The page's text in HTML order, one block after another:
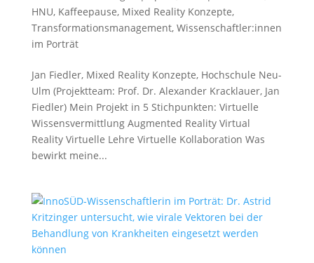
HNU, Kaffeepause, Mixed Reality Konzepte,
Transformationsmanagement, Wissenschaftler:innen
im Porträt
Jan Fiedler, Mixed Reality Konzepte, Hochschule Neu-
Ulm (Projektteam: Prof. Dr. Alexander Kracklauer, Jan
Fiedler) Mein Projekt in 5 Stichpunkten: Virtuelle
Wissensvermittlung Augmented Reality Virtual
Reality Virtuelle Lehre Virtuelle Kollaboration Was
bewirkt meine...